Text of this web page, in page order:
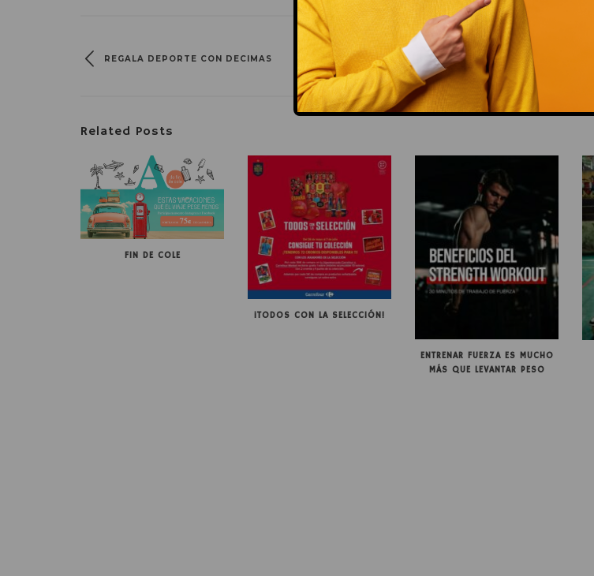
REGALA DEPORTE CON DECIMAS
Related Posts
FIN DE COLE
¡TODOS CON LA SELECCIÓN!
ENTRENAR FUERZA ES MUCHO
MÁS QUE LEVANTAR PESO